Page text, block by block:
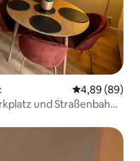
4,89 (89)
und Straßenbahn